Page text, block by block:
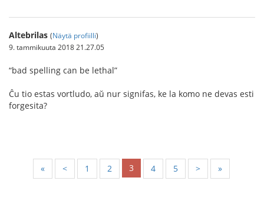
Altebrilas (Näytä profiilli)
9. tammikuuta 2018 21.27.05
“bad spelling can be lethal”
Ĉu tio estas vortludo, aŭ nur signifas, ke la komo ne devas esti
forgesita?
« < 1 2 3 4 5 > »